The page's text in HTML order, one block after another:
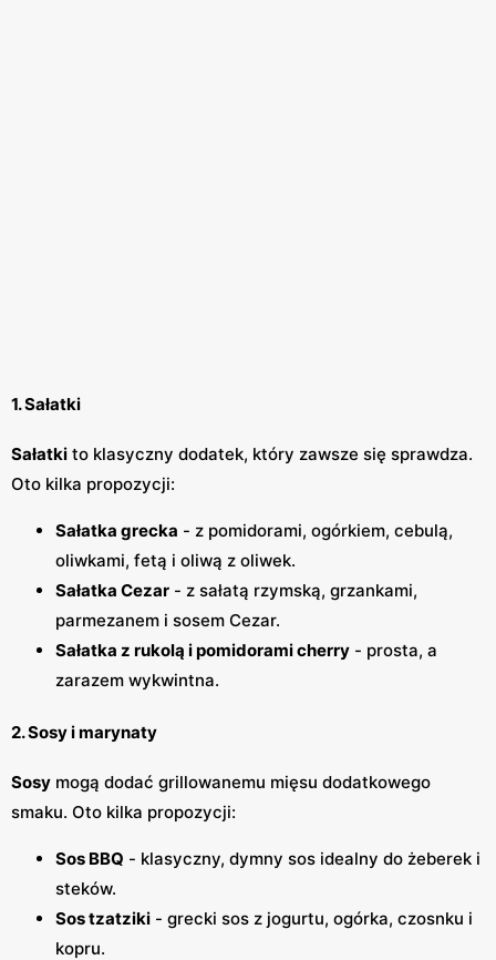
1. Sałatki
Sałatki to klasyczny dodatek, który zawsze się sprawdza.
Oto kilka propozycji:
Sałatka grecka - z pomidorami, ogórkiem, cebulą,
oliwkami, fetą i oliwą z oliwek.
Sałatka Cezar - z sałatą rzymską, grzankami,
parmezanem i sosem Cezar.
Sałatka z rukolą i pomidorami cherry - prosta, a
zarazem wykwintna.
2. Sosy i marynaty
Sosy mogą dodać grillowanemu mięsu dodatkowego
smaku. Oto kilka propozycji:
Sos BBQ - klasyczny, dymny sos idealny do żeberek i
steków.
Sos tzatziki - grecki sos z jogurtu, ogórka, czosnku i
kopru.